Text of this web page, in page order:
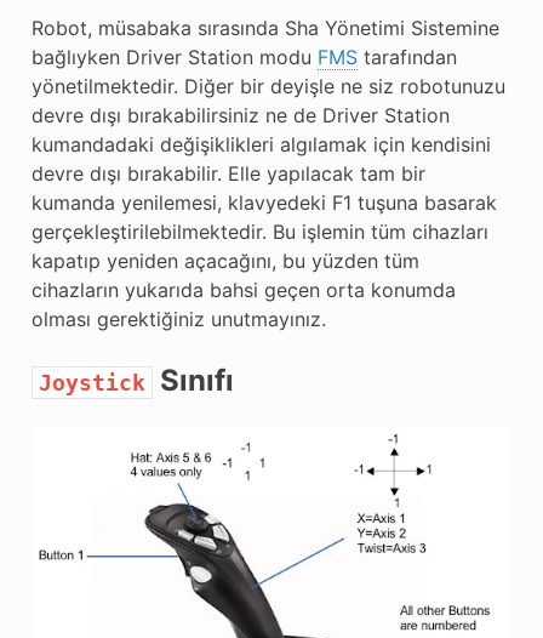
Robot, müsabaka sırasında Sha Yönetimi Sistemine
bağlıyken Driver Station modu FMStarafından
yönetilmektedir. Diğer bir deyişle ne siz robotunuzu
devre dışı bırakabilirsiniz ne de Driver Station
kumandadaki değişiklikleri algılamak için kendisini
devre dışı bırakabilir. Elle yapılacak tam bir
kumanda yenilemesi, klavyedeki F1 tuşuna basarak
gerçekleştirilebilmektedir. Bu işlemin tüm cihazları
kapatıp yeniden açacağını, bu yüzden tüm
cihazların yukarıda bahsi geçen orta konumda
olması gerektiğiniz unutmayınız.
Joystick Sınıfı